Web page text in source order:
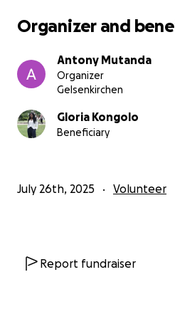
Organizer and
Antony Mutanda
Organizer
Gelsenkirchen
Gloria Kongolo
Beneficiary
July 26th, 2025 Volunteer
Report fundraiser